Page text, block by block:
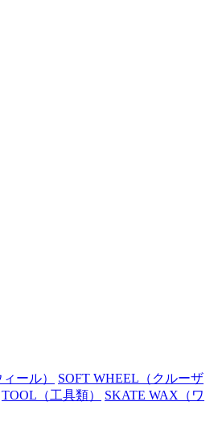
ール） SOFT WHEEL （クルーザ
TOOL （工具類） SKATE WAX （ワ